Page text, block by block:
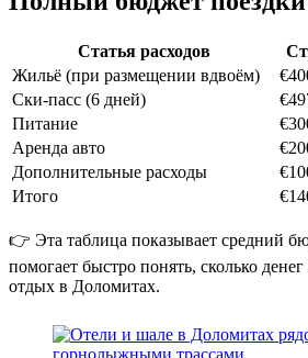
Статья расходов
Жильё (при размещении вдвоём)
Ски-пасс (6 дней)
Питание
Аренда авто
Дополнительные расходы
Итого
👉 Эта таблица показывает средний
помогает быстро понять, сколько
отдых в Доломитах.